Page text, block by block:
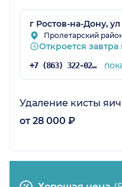
г Ростов-на-Дону,
Пролетарский
Откроется завтра
+7 (863) 322-02-15
Удаление кисты
от 28 000 ₽